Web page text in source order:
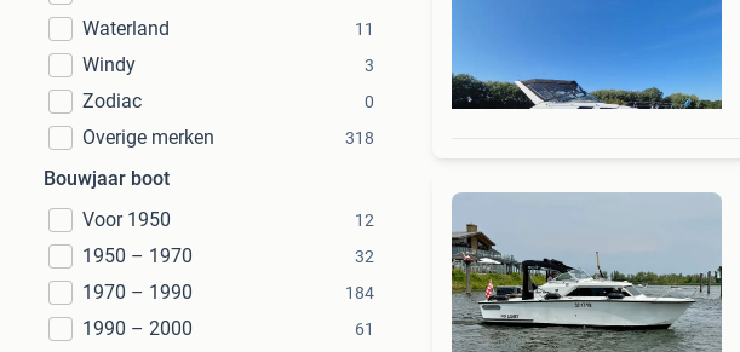
Waterland 11
Windy 3
Zodiac 0
Overige merken 318
Bouwjaar boot
Voor 1950
12
1950 – 1970 32
1970 – 1990 184
1990 – 2000 61